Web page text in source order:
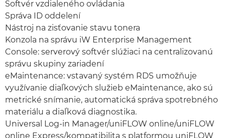
Softvér vzdialeného ovládania
Správa ID oddelení
Nástroj na zisťovanie stavu tonera
Konzola na správu iW Enterprise Management
Console: serverový softvér slúžiaci na centralizovanú
správu skupiny zariadení
eMaintenance: vstavaný systém RDS umožňuje
využívanie diaľkových služieb eMaintenance, ako sú
metrické snímanie, automatická správa spotrebného
materiálu a diaľková diagnostika.
Universal Log-in Manager/uniFLOW online/uniFLOW
online Express/kompatibilita s platformou uniFLOW